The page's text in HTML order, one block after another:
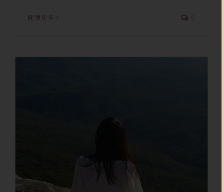
閱讀更多 0
0與1之間的游移與緩衝